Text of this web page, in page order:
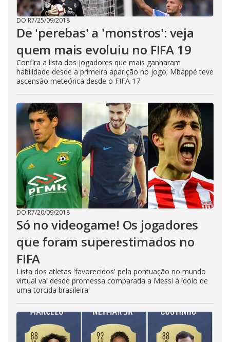
DO R7/25/09/2018
De 'perebas' a 'monstros': veja
quem mais evoluiu no FIFA 19
Confira a lista dos jogadores que mais ganharam
habilidade desde a primeira aparição no jogo; Mbappé teve
ascensão meteórica desde o FIFA 17
DO R7/20/09/2018
Só no videogame! Os jogadores
que foram superestimados no
FIFA
Lista dos atletas 'favorecidos' pela pontuação no mundo
virtual vai desde promessa comparada a Messi à ídolo de
uma torcida brasileira